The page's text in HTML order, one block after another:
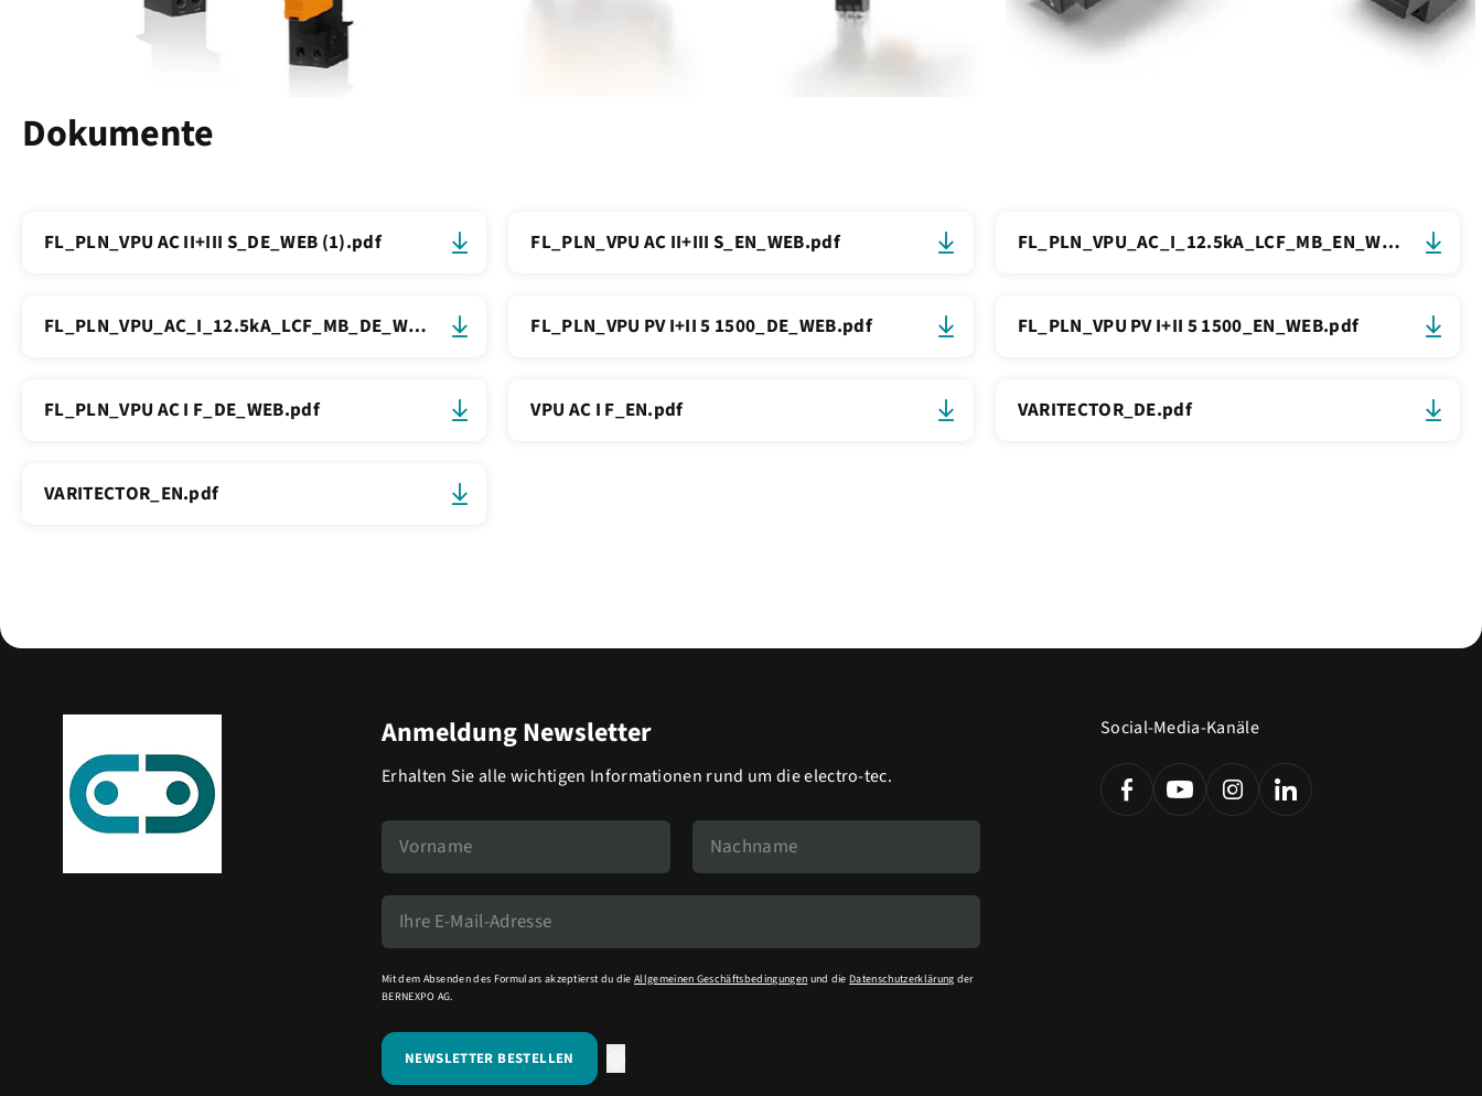
Dokumente
FL_PLN_VPU AC II+III S_DE_WEB (1).pdf FL_PLN_VPU AC II+III S_EN_WEB.pdf FL_PLN_VPU_AC_I_12.5kA_LCF_MB_EN_WEB.pdf
FL_PLN_VPU_AC_I_12.5kA_LCF_MB_DE_WEB.pdf FL_PLN_VPU PV I+II 5 1500_DE_WEB.pdf FL_PLN_VPU PV I+II 5 1500_EN_WEB.pdf
FL_PLN_VPU AC I F_DE_WEB.pdf VPU AC I F_EN.pdf VARITECTOR_DE.pdf
VARITECTOR_EN.pdf
Anmeldung Newsletter
Erhalten Sie alle wichtigen Informationen rund um die electro-tec.
Mit dem Absenden des Formulars akzeptierst du die Allgemeinen Geschäftsbedingungen und die Datenschutzerklärung der
BERNEXPO AG.
Social-Media-Kanäle